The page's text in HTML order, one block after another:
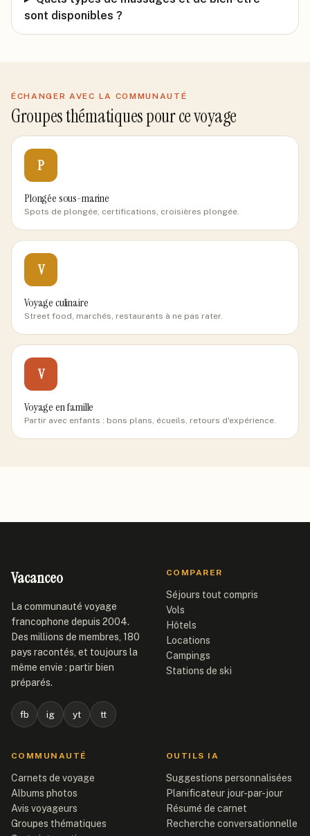
sont disponibles ?
ÉCHANGER AVEC LA COMMUNAUTÉ
Groupes thématiques pour ce voyage
P
Plongée sous-marine
Spots de plongée, certifications, croisières plongée.
V
Voyage culinaire
Street food, marchés, restaurants à ne pas rater.
V
Voyage en famille
Partir avec enfants : bons plans, écueils, retours d'expérience.
Vacanceo
La communauté voyage
francophone depuis 2004.
Des millions de membres, 180
pays racontés, et toujours la
même envie : partir bien
préparés.
fb ig yt tt
COMPARER
Séjours tout compris
Vols
Hôtels
Locations
Campings
Stations de ski
COMMUNAUTÉ
Carnets de voyage
Albums photos
Avis voyageurs
Groupes thématiques
OUTILS IA
Suggestions personnalisées
Planificateur jour-par-jour
Résumé de carnet
Recherche conversationnelle